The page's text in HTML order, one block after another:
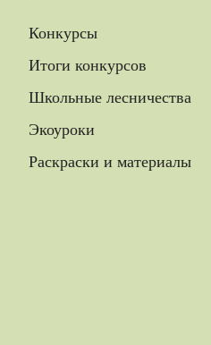
Конкурсы
Итоги конкурсов
Школьные лесничества
Экоуроки
Раскраски и материалы